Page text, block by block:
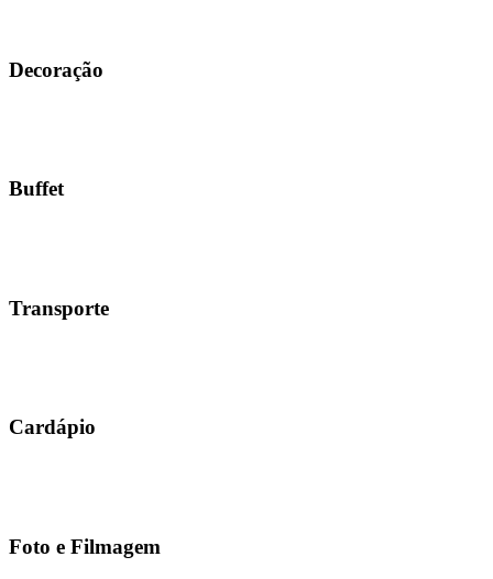
Decoração
Buffet
Transporte
Cardápio
Foto e Filmagem